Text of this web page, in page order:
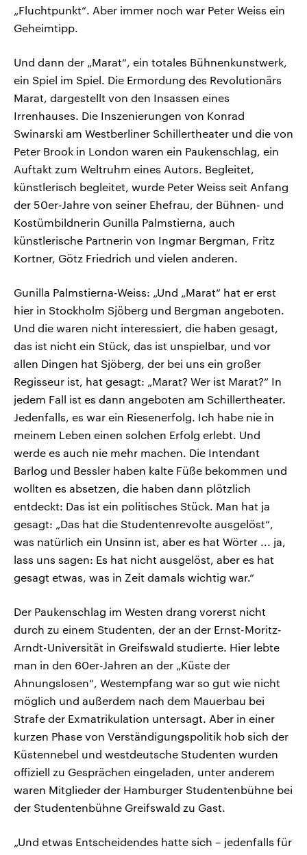
„Fluchtpunkt“. Aber immer noch war Peter Weiss ein
Geheimtipp.
Und dann der „Marat“, ein totales Bühnenkunstwerk,
ein Spiel im Spiel. Die Ermordung des Revolutionärs
Marat, dargestellt von den Insassen eines
Irrenhauses. Die Inszenierungen von Konrad
Swinarski am Westberliner Schillertheater und die von
Peter Brook in London waren ein Paukenschlag, ein
Auftakt zum Weltruhm eines Autors. Begleitet,
künstlerisch begleitet, wurde Peter Weiss seit Anfang
der 50er-Jahre von seiner Ehefrau, der Bühnen- und
Kostümbildnerin Gunilla Palmstierna, auch
künstlerische Partnerin von Ingmar Bergman, Fritz
Kortner, Götz Friedrich und vielen anderen.
Gunilla Palmstierna-Weiss: „Und „Marat“ hat er erst
hier in Stockholm Sjöberg und Bergman angeboten.
Und die waren nicht interessiert, die haben gesagt,
das ist nicht ein Stück, das ist unspielbar, und vor
allen Dingen hat Sjöberg, der bei uns ein großer
Regisseur ist, hat gesagt: „Marat? Wer ist Marat?“ In
jedem Fall ist es dann angeboten am Schillertheater.
Jedenfalls, es war ein Riesenerfolg. Ich habe nie in
meinem Leben einen solchen Erfolg erlebt. Und
werde es auch nie mehr machen. Die Intendant
Barlog und Bessler haben kalte Füße bekommen und
wollten es absetzen, die haben dann plötzlich
entdeckt: Das ist ein politisches Stück. Man hat ja
gesagt: „Das hat die Studentenrevolte ausgelöst“,
was natürlich ein Unsinn ist, aber es hat Wörter ... ja,
lass uns sagen: Es hat nicht ausgelöst, aber es hat
gesagt etwas, was in Zeit damals wichtig war.“
Der Paukenschlag im Westen drang vorerst nicht
durch zu einem Studenten, der an der Ernst-Moritz-
Arndt-Universität in Greifswald studierte. Hier lebte
man in den 60er-Jahren an der „Küste der
Ahnungslosen“, Westempfang war so gut wie nicht
möglich und außerdem nach dem Mauerbau bei
Strafe der Exmatrikulation untersagt. Aber in einer
kurzen Phase von Verständigungspolitik hob sich der
Küstennebel und westdeutsche Studenten wurden
offiziell zu Gesprächen eingeladen, unter anderem
waren Mitglieder der Hamburger Studentenbühne bei
der Studentenbühne Greifswald zu Gast.
„Und etwas Entscheidendes hatte sich – jedenfalls für